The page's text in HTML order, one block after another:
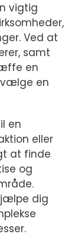
vigtig
Ved at
samt
en
vælge en
en
eller
at finde
og
dig